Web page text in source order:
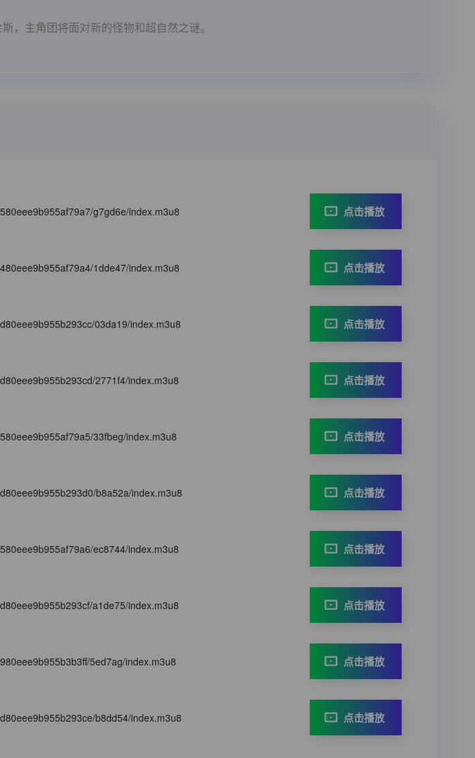
，主角团将面对新的怪物和超自然之谜。
g7gd6e/index.m3u8 点击播放
1dde47/index.m3u8 点击播放
03da19/index.m3u8 点击播放
2771f4/index.m3u8 点击播放
33fbeg/index.m3u8 点击播放
b8a52a/index.m3u8 点击播放
ec8744/index.m3u8 点击播放
a1de75/index.m3u8 点击播放
5ed7ag/index.m3u8 点击播放
b8dd54/index.m3u8 点击播放